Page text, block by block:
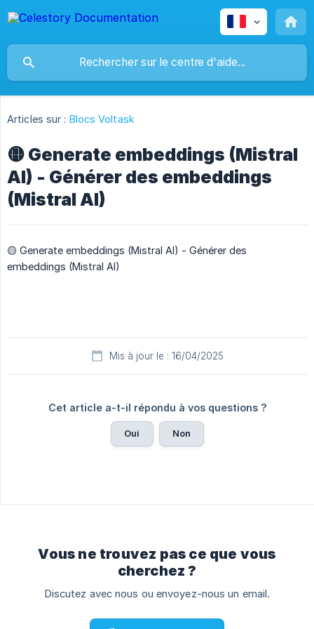
Articles sur : Blocs Voltask
🟡 Generate embeddings (Mistral
AI) - Générer des embeddings
(Mistral AI)
🟡 Generate embeddings (Mistral AI) - Générer des
embeddings (Mistral AI)
Mis à jour le : 16/04/2025
Cet article a-t-il répondu à vos questions ?
Oui Non
Vous ne trouvez pas ce que vous
cherchez ?
Discutez avec nous ou envoyez-nous un email.